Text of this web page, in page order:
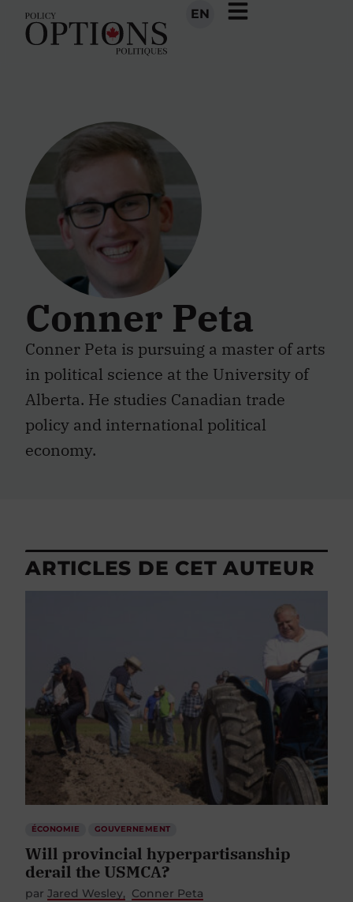
EN
Conner Peta
Conner Peta is pursuing a master of arts
in political science at the University of
Alberta. He studies Canadian trade
policy and international political
economy.
ARTICLES DE CET AUTEUR
ÉCONOMIE GOUVERNEMENT
Will provincial hyperpartisanship
derail the USMCA?
par Jared Wesley Conner Peta